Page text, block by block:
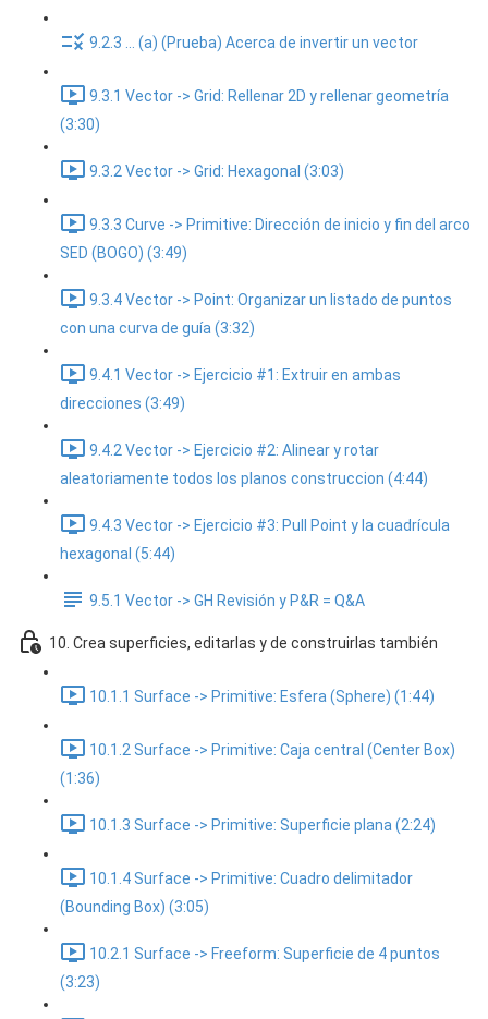
9.2.3 ... (a) (Prueba) Acerca de invertir un vector
9.3.1 Vector -> Grid: Rellenar 2D y rellenar geometría
(3:30)
9.3.2 Vector -> Grid: Hexagonal (3:03)
9.3.3 Curve -> Primitive: Dirección de inicio y fin del arco
SED (BOGO) (3:49)
9.3.4 Vector -> Point: Organizar un listado de puntos
con una curva de guía (3:32)
9.4.1 Vector -> Ejercicio #1: Extruir en ambas
direcciones (3:49)
9.4.2 Vector -> Ejercicio #2: Alinear y rotar
aleatoriamente todos los planos construccion (4:44)
9.4.3 Vector -> Ejercicio #3: Pull Point y la cuadrícula
hexagonal (5:44)
9.5.1 Vector -> GH Revisión y P&R = Q&A
10. Crea superficies, editarlas y de construirlas también
10.1.1 Surface -> Primitive: Esfera (Sphere) (1:44)
10.1.2 Surface -> Primitive: Caja central (Center Box)
(1:36)
10.1.3 Surface -> Primitive: Superficie plana (2:24)
10.1.4 Surface -> Primitive: Cuadro delimitador
(Bounding Box) (3:05)
10.2.1 Surface -> Freeform: Superficie de 4 puntos
(3:23)